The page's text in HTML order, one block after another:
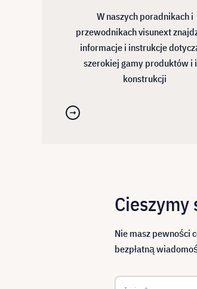
W naszych poradnikach i
przewodnikach visunext
informacje i instrukcje
szerokiej gamy produktów i
konstrukcji
Nie masz pewności
bezpłatną